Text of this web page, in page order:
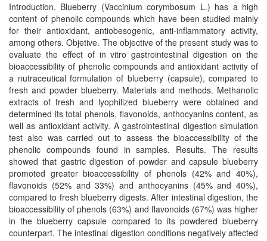
Introduction. Blueberry (Vaccinium corymbosum L.) has a high
content of phenolic compounds which have been studied mainly
for their antioxidant, antiobesogenic, anti-inflammatory activity,
among others. Objetive. The objective of the present study was to
evaluate the effect of in vitro gastrointestinal digestion on the
bioaccessibility of phenolic compounds and antioxidant activity of
a nutraceutical formulation of blueberry (capsule), compared to
fresh and powder blueberry. Materials and methods. Methanolic
extracts of fresh and lyophilized blueberry were obtained and
determined its total phenols, flavonoids, anthocyanins content, as
well as antioxidant activity. A gastrointestinal digestion simulation
test also was carried out to assess the bioaccessibility of the
phenolic compounds found in samples. Results. The results
showed that gastric digestion of powder and capsule blueberry
promoted greater bioaccessibility of phenols (42% and 40%),
flavonoids (52% and 33%) and anthocyanins (45% and 40%),
compared to fresh blueberry digests. After intestinal digestion, the
bioaccessibility of phenols (63%) and flavonoids (67%) was higher
in the blueberry capsule compared to its powdered blueberry
counterpart. The intestinal digestion conditions negatively affected